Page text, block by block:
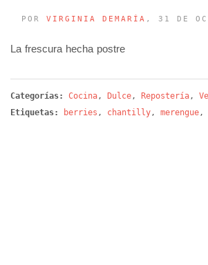
POR VIRGINIA DEMARÍA , 31 DE
La frescura hecha postre
Categorías: Cocina, Dulce, Repostería,
Etiquetas:
berries , chantilly, merengue,